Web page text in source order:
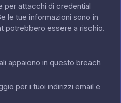
per attacchi di credential
le tue informazioni sono in
potrebbero essere a rischio.
appaiono in questo breach
per i tuoi indirizzi email e